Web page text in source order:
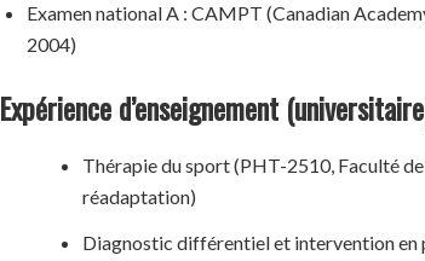
Examen national A : CAMPT (Canadian
2004)
Expérience d’enseignement
Thérapie du sport (PHT-2510, Faculté
réadaptation)
Diagnostic différentiel et intervention